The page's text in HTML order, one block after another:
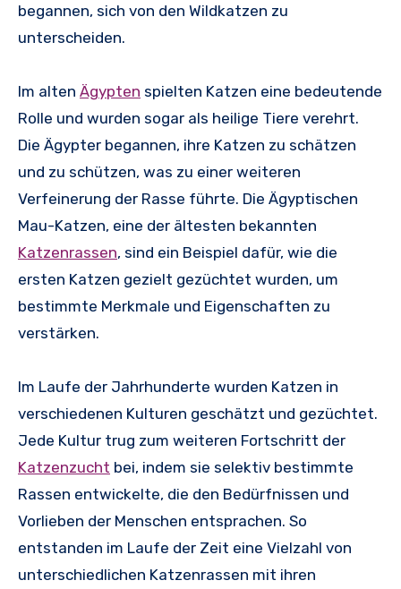
begannen, sich von den Wildkatzen zu
unterscheiden.
Im alten Ägypten spielten Katzen eine bedeutende
Rolle und wurden sogar als heilige Tiere verehrt.
Die Ägypter begannen, ihre Katzen zu schätzen
und zu schützen, was zu einer weiteren
Verfeinerung der Rasse führte. Die Ägyptischen
Mau-Katzen, eine der ältesten bekannten
Katzenrassen, sind ein Beispiel dafür, wie die
ersten Katzen gezielt gezüchtet wurden, um
bestimmte Merkmale und Eigenschaften zu
verstärken.
Im Laufe der Jahrhunderte wurden Katzen in
verschiedenen Kulturen geschätzt und gezüchtet.
Jede Kultur trug zum weiteren Fortschritt der
Katzenzucht bei, indem sie selektiv bestimmte
Rassen entwickelte, die den Bedürfnissen und
Vorlieben der Menschen entsprachen. So
entstanden im Laufe der Zeit eine Vielzahl von
unterschiedlichen Katzenrassen mit ihren